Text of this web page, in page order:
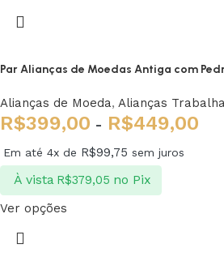
Par Alianças de Moedas Antiga com
Alianças de Moeda, Alianças
R$399,00 - R$449,00
Em até 4x de R$99,75 sem juros
À vista R$379,05 no Pix
Ver opções